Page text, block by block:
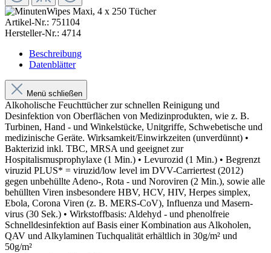
Artikel-Nr.: 751104
Hersteller-Nr.: 4714
Beschreibung
Datenblätter
Menü schließen
Alkoholische Feuchttücher zur schnellen Reinigung und
Desinfektion von Oberflächen von Medizinprodukten, wie z. B.
Turbinen, Hand - und Winkelstücke, Unitgriffe, Schwebetische und
medizinische Geräte. Wirksamkeit/Einwirkzeiten (unverdünnt) •
Bakterizid inkl. TBC, MRSA und geeignet zur
Hospitalismusprophylaxe (1 Min.) • Levurozid (1 Min.) • Begrenzt
viruzid PLUS* = viruzid/low level im DVV-Carriertest (2012)
gegen unbehüllte Adeno-, Rota - und Noroviren (2 Min.), sowie alle
behüllten Viren insbesondere HBV, HCV, HIV, Herpes simplex,
Ebola, Corona Viren (z. B. MERS-CoV), Influenza und Masern­
virus (30 Sek.) • Wirkstoffbasis: Aldehyd - und phenolfreie
Schnelldesinfektion auf Basis einer Kombination aus Alkoholen,
QAV und Alkylaminen Tuchqualität erhältlich in 30g/m² und
50g/m²